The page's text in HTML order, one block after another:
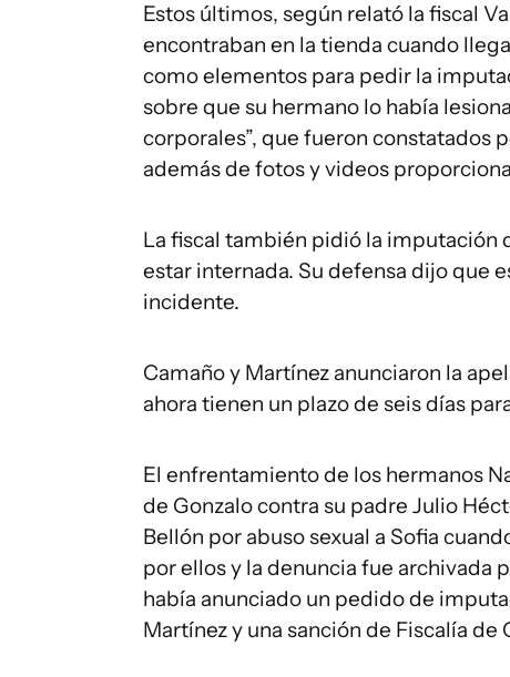
Estos últimos, según relató la fiscal
encontraban en la tienda cuando
como elementos para pedir la
sobre que su hermano lo había
corporales”, que fueron constatados
además de fotos y videos
La fiscal también pidió la imputación
estar internada. Su defensa dijo que
incidente.
Camaño y Martínez anunciaron la
ahora tienen un plazo de seis días
El enfrentamiento de los hermanos
de Gonzalo contra su padre Julio
Bellón por abuso sexual a Sofia
por ellos y la denuncia fue archivada
había anunciado un pedido de
Martínez y una sanción de Fiscalía de